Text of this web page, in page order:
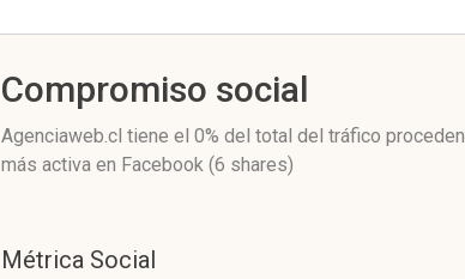
Compromiso social
Agenciaweb.cl tiene el 0% del total del tráfico
más activa en Facebook (6 shares)
Métrica Social